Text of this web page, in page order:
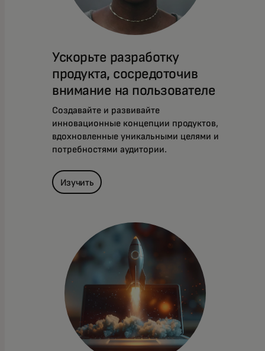
Ускорьте разработку
продукта, сосредоточив
внимание на пользователе
Создавайте и развивайте
инновационные концепции продуктов,
вдохновленные уникальными целями и
потребностями аудитории.
Изучить